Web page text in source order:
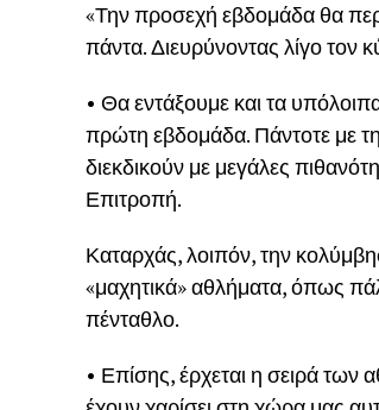
«Την προσεχή εβδομάδα θα
πάντα. Διευρύνοντας λίγο
• Θα εντάξουμε και τα
πρώτη εβδομάδα. Πάντοτε με
διεκδικούν με μεγάλες
Επιτροπή.
Καταρχάς, λοιπόν, την
«μαχητικά» αθλήματα, όπως
πένταθλο.
• Επίσης, έρχεται η σειρά